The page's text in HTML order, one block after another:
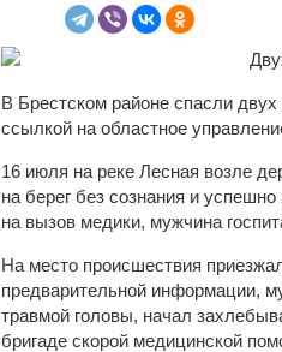
В Брестском районе спасли
ссылкой на областное
16 июля на реке Лесная возле
на берег без сознания и
на вызов медики, мужчина
На место происшествия
предварительной информации,
травмой головы, начал
бригаде скорой медицинской